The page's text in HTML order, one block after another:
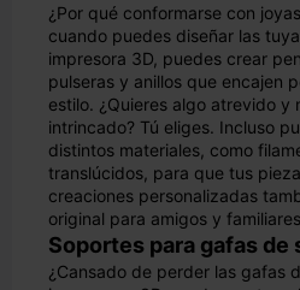
¿Por qué conformarse con
cuando puedes diseñar las
impresora 3D, puedes crear
pulseras y anillos que encajen
estilo. ¿Quieres algo atrevido y
intrincado? Tú eliges. Incluso
distintos materiales, como
translúcidos, para que tus
creaciones personalizadas
original para amigos y
Soportes para gafas de
¿Cansado de perder las gafas